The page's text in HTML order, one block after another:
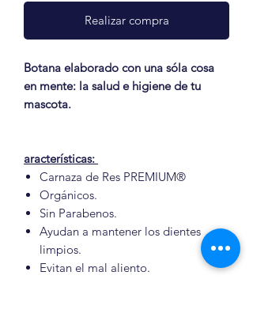
Realizar compra
Botana elaborado con una sóla cosa
en mente: la salud e higiene de tu
mascota.
aracterísticas:
Carnaza de Res PREMIUM®
Orgánicos.
Sin Parabenos.
Ayudan a mantener los dientes
limpios.
Evitan el mal aliento.